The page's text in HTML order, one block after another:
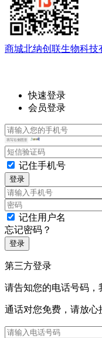
商城北纳创联生物科技
快速登录
会员登录
记住手机号
登录
记住用户名
忘记密码？
登录
第三方登录
请告知您的电话号码，
通话对您免费，请放心